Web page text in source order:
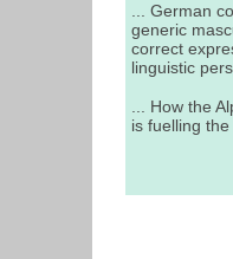
... German
generic
correct
linguistic
... How the
is fuelling